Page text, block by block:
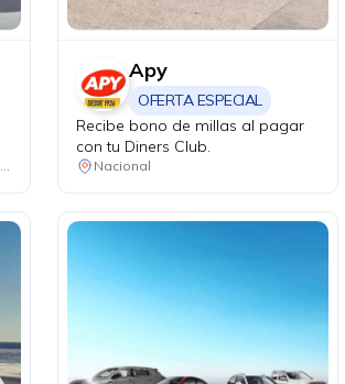
Consulta las ubicaciones participantes
Apy
OFERTA ESPECIAL
Recibe bono de millas al pagar
con tu Diners Club.
Nacional